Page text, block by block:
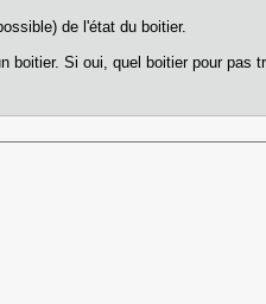
de l'état du boitier.
boitier. Si oui, quel boitier pour pas